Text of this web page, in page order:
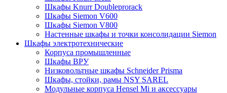
Шкафы Knurr Doubleprorack
Шкафы Siemon V600
Шкафы Siemon V800
Настенные шкафы и точки консолидации Siemon
Шкафы электротехнические
Корпуса промышленные
Шкафы ВРУ
Низковольтные шкафы Schneider Prisma
Шкафы, стойки, рамы NSY SAREL
Модульные корпуса Hensel Mi и аксессуары